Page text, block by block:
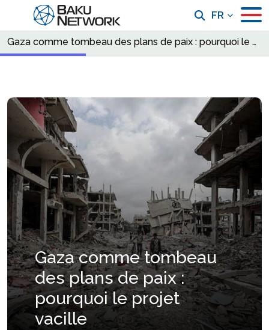
FR
Gaza comme tombeau des plans de paix : pourquoi le projet vacille
Gaza comme tombeau
des plans de paix :
pourquoi le projet
vacille